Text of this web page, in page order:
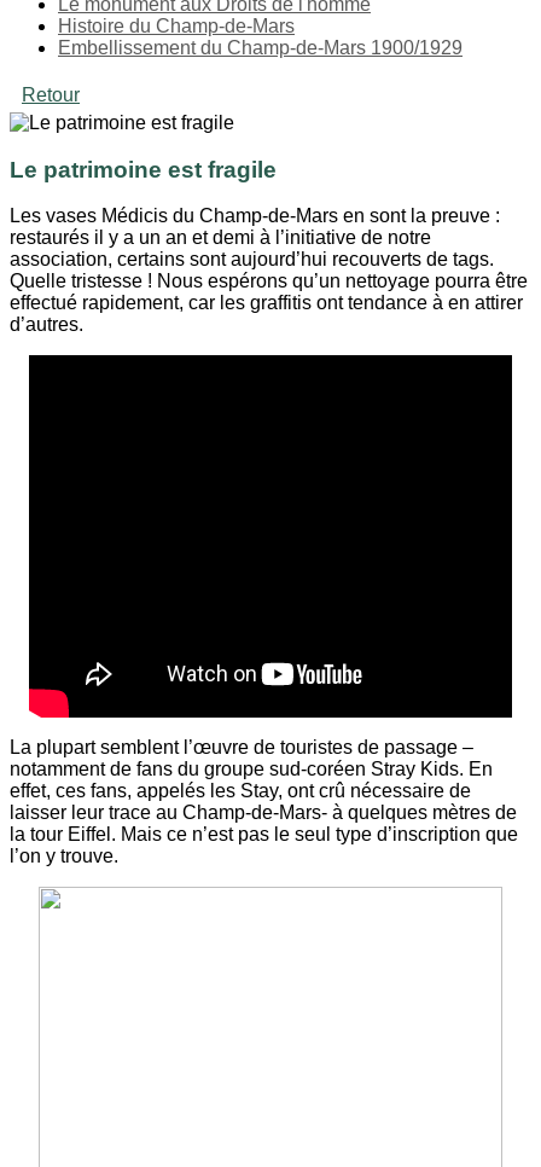
Le monument aux Droits de l'homme
Histoire du Champ-de-Mars
Embellissement du Champ-de-Mars 1900/1929
Retour
Le patrimoine est fragile
Les vases Médicis du Champ-de-Mars en sont la preuve :
restaurés il y a un an et demi à l’initiative de notre
association, certains sont aujourd’hui recouverts de tags.
Quelle tristesse ! Nous espérons qu’un nettoyage pourra être
effectué rapidement, car les graffitis ont tendance à en attirer
d’autres.
La plupart semblent l’œuvre de touristes de passage –
notamment de fans du groupe sud-coréen Stray Kids. En
effet, ces fans, appelés les Stay, ont crû nécessaire de
laisser leur trace au Champ-de-Mars- à quelques mètres de
la tour Eiffel. Mais ce n’est pas le seul type d’inscription que
l’on y trouve.